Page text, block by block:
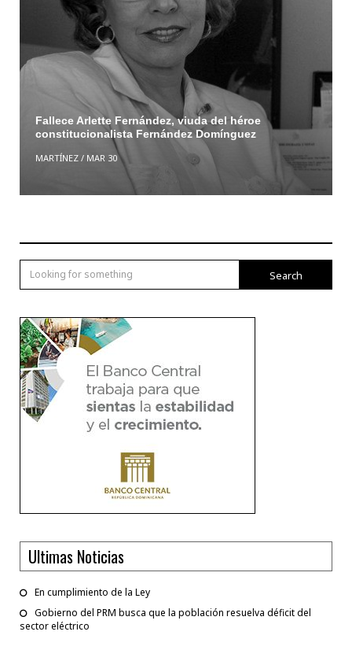
Fallece Arlette Fernández, viuda del héroe
constitucionalista Fernández Domínguez
MARTÍNEZ/ MAR 30
Search
Ultimas Noticias
En cumplimiento de la Ley
Gobierno del PRM busca que la población resuelva déficit del
sector eléctrico